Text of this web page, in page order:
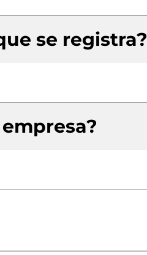
se registra?